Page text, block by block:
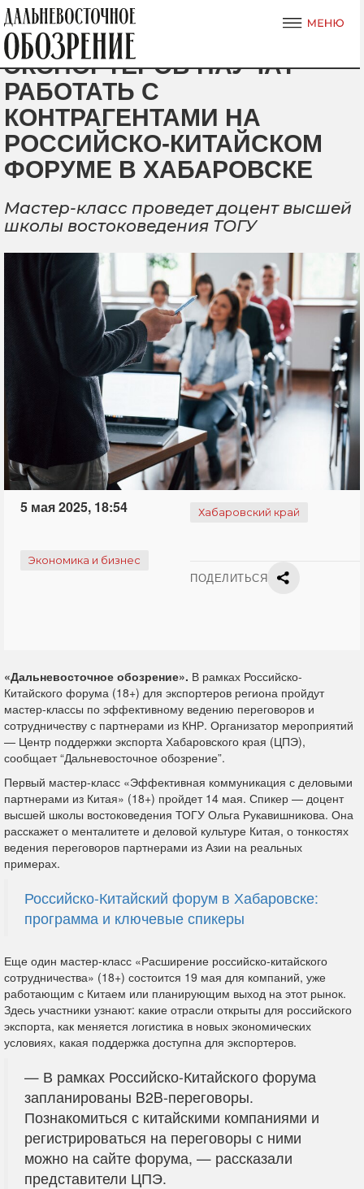
ЭКСПОРТЕРОВ НАУЧАТ
РАБОТАТЬ С
КОНТРАГЕНТАМИ НА
РОССИЙСКО-КИТАЙСКОМ
ФОРУМЕ В ХАБАРОВСКЕ
Мастер-класс проведет доцент высшей
школы востоковедения ТОГУ
5 мая 2025, 18:54 Хабаровский край
Экономика и бизнес
ПОДЕЛИТЬСЯ
«Дальневосточное обозрение». В рамках Российско-
Китайского форума (18+) для экспортеров региона пройдут
мастер-классы по эффективному ведению переговоров и
сотрудничеству с партнерами из КНР. Организатор мероприятий
— Центр поддержки экспорта Хабаровского края (ЦПЭ),
сообщает “Дальневосточное обозрение”.
Первый мастер-класс «Эффективная коммуникация с деловыми
партнерами из Китая» (18+) пройдет 14 мая. Спикер — доцент
высшей школы востоковедения ТОГУ Ольга Рукавишникова. Она
расскажет о менталитете и деловой культуре Китая, о тонкостях
ведения переговоров партнерами из Азии на реальных
примерах.
Российско-Китайский форум в Хабаровске:
программа и ключевые спикеры
Еще один мастер-класс «Расширение российско-китайского
сотрудничества» (18+) состоится 19 мая для компаний, уже
работающим с Китаем или планирующим выход на этот рынок.
Здесь участники узнают: какие отрасли открыты для российского
экспорта, как меняется логистика в новых экономических
условиях, какая поддержка доступна для экспортеров.
— В рамках Российско-Китайского форума
запланированы B2B-переговоры.
Познакомиться с китайскими компаниями и
регистрироваться на переговоры с ними
можно на сайте форума, — рассказали
представители ЦПЭ.